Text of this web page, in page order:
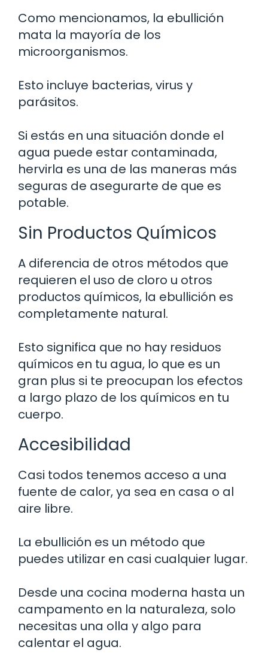
Como mencionamos, la ebullición
mata la mayoría de los
microorganismos.
Esto incluye bacterias, virus y
parásitos.
Si estás en una situación donde el
agua puede estar contaminada,
hervirla es una de las maneras más
seguras de asegurarte de que es
potable.
Sin Productos Químicos
A diferencia de otros métodos que
requieren el uso de cloro u otros
productos químicos, la ebullición es
completamente natural.
Esto significa que no hay residuos
químicos en tu agua, lo que es un
gran plus si te preocupan los efectos
a largo plazo de los químicos en tu
cuerpo.
Accesibilidad
Casi todos tenemos acceso a una
fuente de calor, ya sea en casa o al
aire libre.
La ebullición es un método que
puedes utilizar en casi cualquier lugar.
Desde una cocina moderna hasta un
campamento en la naturaleza, solo
necesitas una olla y algo para
calentar el agua.